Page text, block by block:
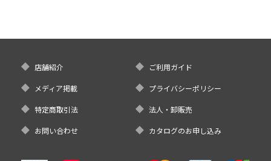
店舗紹介 ご利用ガイド
メディア掲載 プライバシーポリシー
特定商取引法 法人・卸販売
お問い合わせ カタログのお申し込み